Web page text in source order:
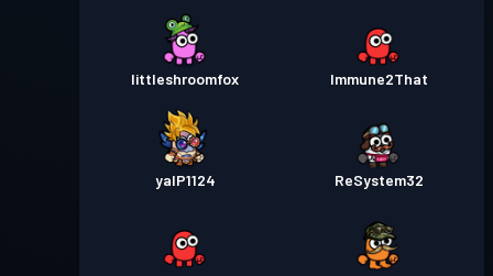
littleshroomfox Immune2That
yalP1124 ReSystem32